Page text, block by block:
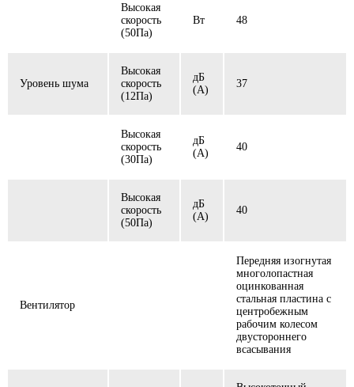
Высокая
скорость
(50Пa)
Вт 48
Уровень шума
Высокая
скорость
(12Пa)
дБ
(A)
37
Высокая
скорость
(30Па)
дБ
(A)
40
Высокая
скорость
(50Пa)
дБ
(A)
40
Вентилятор
Передняя изогнутая
многолопастная
оцинкованная
стальная пластина с
центробежным
рабочим колесом
двустороннего
всасывания